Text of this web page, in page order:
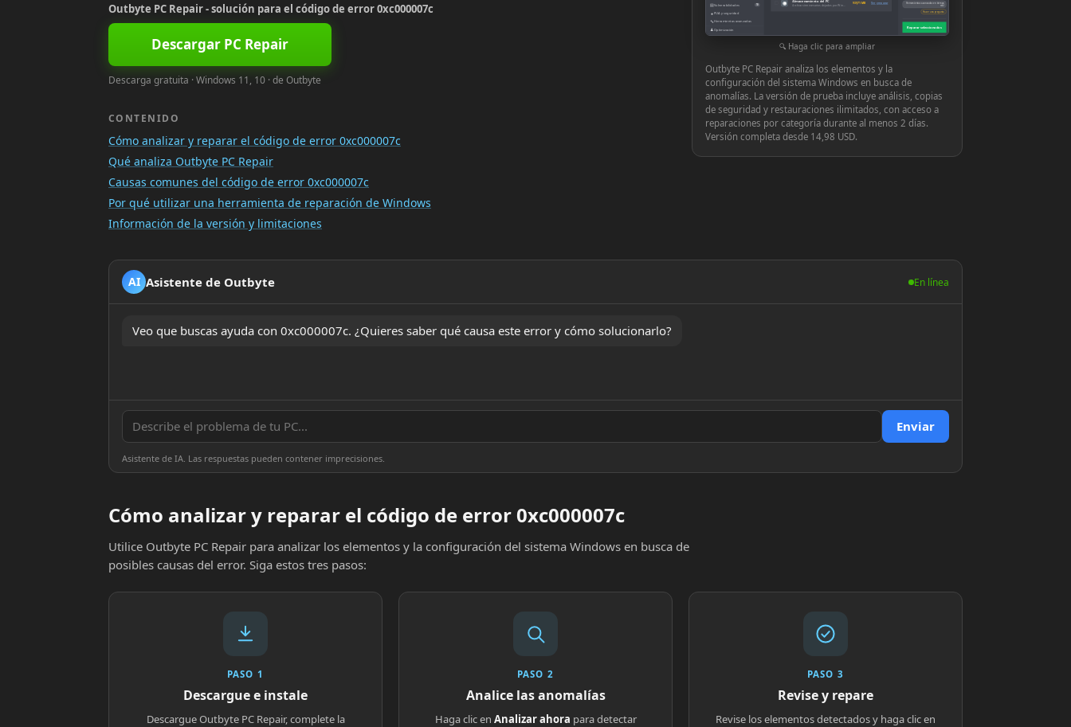
Outbyte PC Repair - solución para el código de error 0xc000007c
Descargar PC Repair
Descarga gratuita · Windows 11, 10 · de Outbyte
CONTENIDO
Cómo analizar y reparar el código de error 0xc000007c
Qué analiza Outbyte PC Repair
Causas comunes del código de error 0xc000007c
Por qué utilizar una herramienta de reparación de Windows
Información de la versión y limitaciones
▤Vulnerabilidades 10
● PUA y seguridad
🔧Herramientas avanzadas
♟Optimización
◉ Archivos innecesarios dejados por Windows o las aplicaciones
939,71 MB Ver y reparar Herramientas avanzadas en tiempo
real
Hacer una pregunta
Reparar seleccionados
Haga clic para ampliar
Outbyte PC Repair analiza los elementos y la
configuración del sistema Windows en busca de
anomalías. La versión de prueba incluye análisis, copias
de seguridad y restauraciones ilimitados, con acceso a
reparaciones por categoría durante al menos 2 días.
Versión completa desde 14,98 USD.
AI Asistente de Outbyte En línea
Veo que buscas ayuda con 0xc000007c. ¿Quieres saber qué causa este error y cómo solucionarlo?
Enviar
Asistente de IA. Las respuestas pueden contener imprecisiones.
Cómo analizar y reparar el código de error 0xc000007c
Utilice Outbyte PC Repair para analizar los elementos y la configuración del sistema Windows en busca de
posibles causas del error. Siga estos tres pasos:
PASO 1
Descargue e instale
Descargue Outbyte PC Repair, complete la
PASO 2
Analice las anomalías
Haga clic en Analizar ahora para detectar
PASO 3
Revise y repare
Revise los elementos detectados y haga clic en